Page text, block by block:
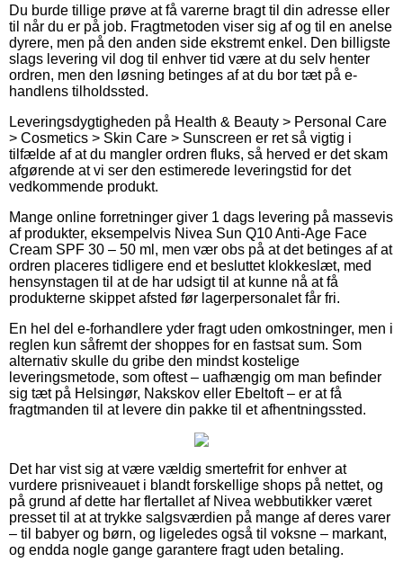
Du burde tillige prøve at få varerne bragt til din adresse eller
til når du er på job. Fragtmetoden viser sig af og til en anelse
dyrere, men på den anden side ekstremt enkel. Den billigste
slags levering vil dog til enhver tid være at du selv henter
ordren, men den løsning betinges af at du bor tæt på e-
handlens tilholdssted.
Leveringsdygtigheden på Health & Beauty > Personal Care
> Cosmetics > Skin Care > Sunscreen er ret så vigtig i
tilfælde af at du mangler ordren fluks, så herved er det skam
afgørende at vi ser den estimerede leveringstid for det
vedkommende produkt.
Mange online forretninger giver 1 dags levering på massevis
af produkter, eksempelvis Nivea Sun Q10 Anti-Age Face
Cream SPF 30 – 50 ml, men vær obs på at det betinges af at
ordren placeres tidligere end et besluttet klokkeslæt, med
hensynstagen til at de har udsigt til at kunne nå at få
produkterne skippet afsted før lagerpersonalet får fri.
En hel del e-forhandlere yder fragt uden omkostninger, men i
reglen kun såfremt der shoppes for en fastsat sum. Som
alternativ skulle du gribe den mindst kostelige
leveringsmetode, som oftest – uafhængig om man befinder
sig tæt på Helsingør, Nakskov eller Ebeltoft – er at få
fragtmanden til at levere din pakke til et afhentningssted.
Det har vist sig at være vældig smertefrit for enhver at
vurdere prisniveauet i blandt forskellige shops på nettet, og
på grund af dette har flertallet af Nivea webbutikker været
presset til at at trykke salgsværdien på mange af deres varer
– til babyer og børn, og ligeledes også til voksne – markant,
og endda nogle gange garantere fragt uden betaling.